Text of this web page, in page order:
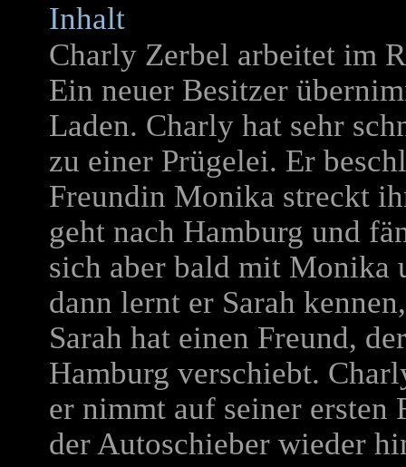
Inhalt
Charly Zerbel arbeitet im
Ein neuer Besitzer
Laden. Charly hat sehr
zu einer Prügelei. Er
Freundin Monika streckt
geht nach Hamburg und
sich aber bald mit Monika
dann lernt er Sarah
Sarah hat einen Freund,
Hamburg verschiebt.
er nimmt auf seiner
der Autoschieber wieder